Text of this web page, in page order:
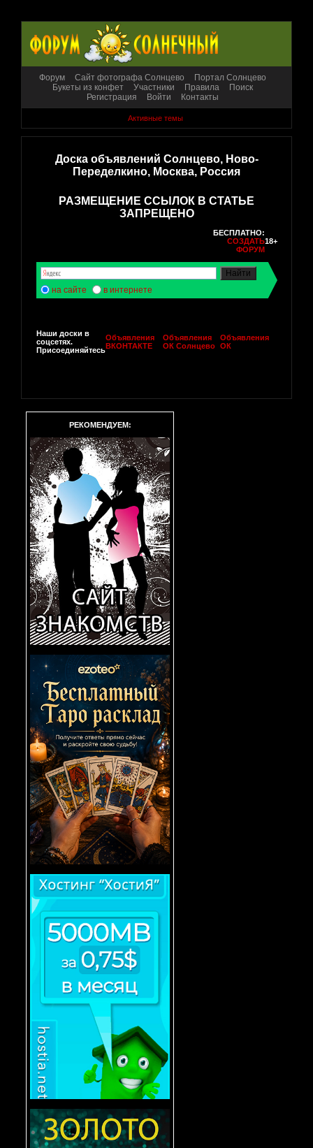
Форум Сайт фотографа Солнцево
Портал Солнцево
Букеты из конфет
Участники Правила
Поиск
Регистрация
Войти Контакты
Активные темы
Доска объявлений Солнцево, Ново-
Переделкино, Москва, Россия
РАЗМЕЩЕНИЕ ССЫЛОК В СТАТЬЕ
ЗАПРЕЩЕНО
БЕСПЛАТНО:
СОЗДАТЬ
ФОРУМ
18+
на сайте в интернете
Наши доски в
соцсетях.
Присоединяйтесь
Объявления
ВКОНТАКТЕ
Объявления
ОК Солнцево
Объявления
ОК
РЕКОМЕНДУЕМ: